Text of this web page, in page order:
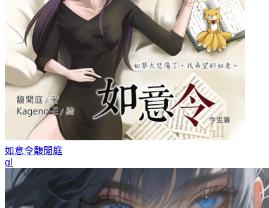
如意令馥閒庭
gl